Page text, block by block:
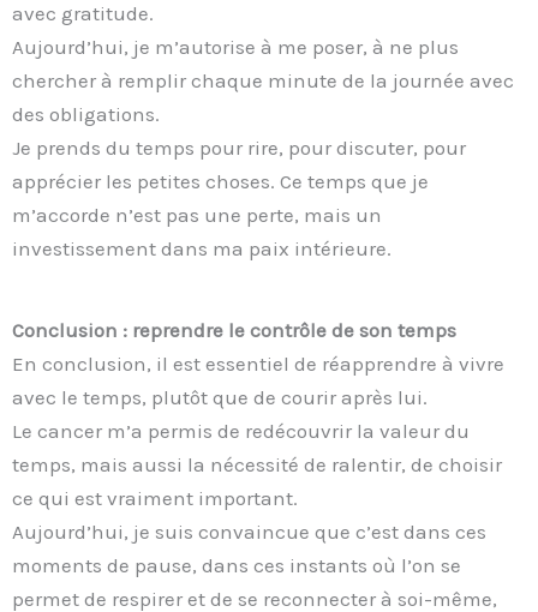
avec gratitude.
Aujourd’hui, je m’autorise à me poser, à ne plus
chercher à remplir chaque minute de la journée avec
des obligations.
Je prends du temps pour rire, pour discuter, pour
apprécier les petites choses. Ce temps que je
m’accorde n’est pas une perte, mais un
investissement dans ma paix intérieure.
Conclusion : reprendre le contrôle de son temps
En conclusion, il est essentiel de réapprendre à vivre
avec le temps, plutôt que de courir après lui.
Le cancer m’a permis de redécouvrir la valeur du
temps, mais aussi la nécessité de ralentir, de choisir
ce qui est vraiment important.
Aujourd’hui, je suis convaincue que c’est dans ces
moments de pause, dans ces instants où l’on se
permet de respirer et de se reconnecter à soi-même,